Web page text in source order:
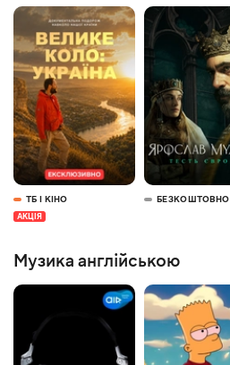
ТБ І КІНО
АКЦІЯ
БЕЗКОШТОВНО
Музика англійською